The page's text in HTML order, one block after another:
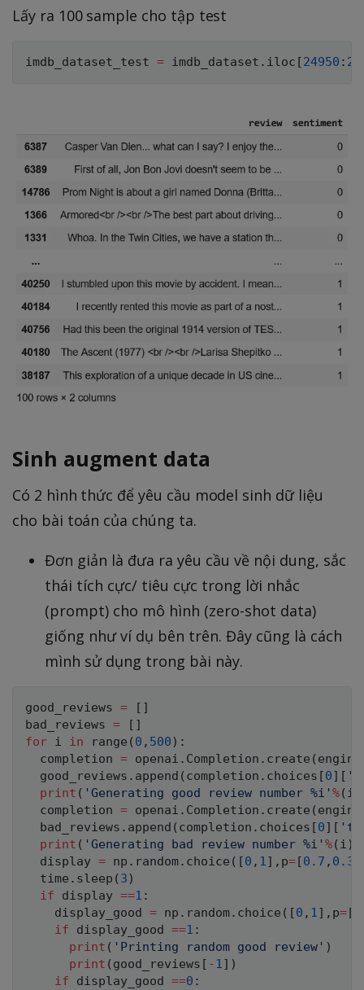
Lấy ra 100 sample cho tập test
imdb_dataset_test = imdb_dataset . iloc [24950 :
Sinh augment data
Có 2 hình thức để yêu cầu model sinh dữ liệu
cho bài toán của chúng ta.
Đơn giản là đưa ra yêu cầu về nội dung, sắc
thái tích cực/ tiêu cực trong lời nhắc
(prompt) cho mô hình (zero-shot data)
giống như ví dụ bên trên. Đây cũng là cách
mình sử dụng trong bài này.
good_reviews = [ ]
bad_reviews = [ ]
for i in range ( 0 , 500 ) :
  completion
= openai . Completion . create ( engine
  good_reviews
. append ( completion . choices [0] [
print ( 'Generating good review number %i' %( i
  completion
= openai . Completion . create ( engine
  bad_reviews
. append ( completion . choices [0] [
print ( 'Generating bad review number %i' %( i )
  display
= np . random. choice ( [0 , 1] , p=[0.7 , 0.3
  time
. sleep ( 3 )
if display ==1 :
    display_good
= np . random. choice ( [0 , 1] , p=[
if display_good ==1 :
print ( 'Printing random good review' )
print ( good_reviews [ - 1] )
if display_good ==0 :